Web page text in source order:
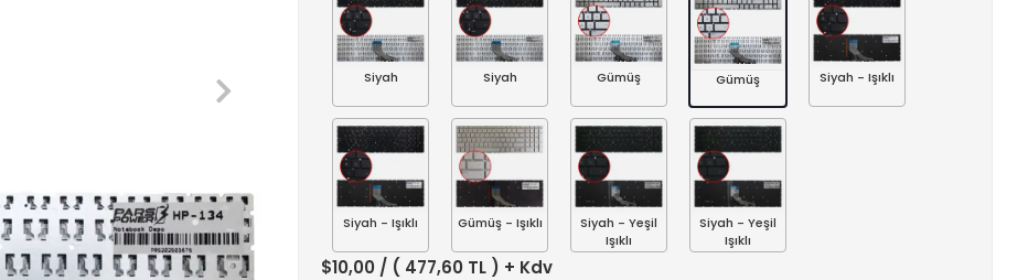
Siyah Siyah Gümüş Gümüş Siyah - Işıklı
Siyah - Işıklı Gümüş - Işıklı
Siyah - Yeşil
Işıklı
Siyah - Yeşil
Işıklı
$10,00 / ( 477,60 TL ) + Kdv